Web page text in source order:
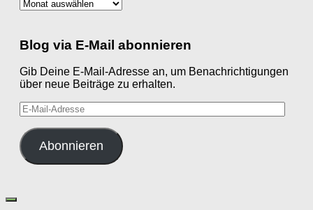
Blog via E-Mail abonnieren
Gib Deine E-Mail-Adresse an, um Benachrichtigungen
über neue Beiträge zu erhalten.
E-
Mail-
Adresse
Abonnieren